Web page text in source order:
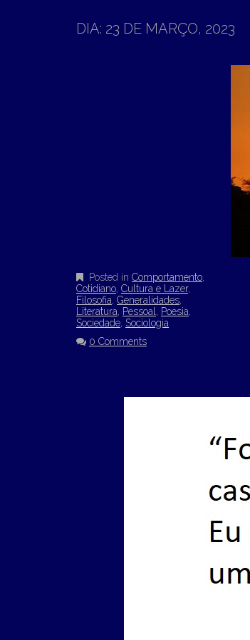
N
M
O
C
DIA: 23 DE MARÇO, 2023
Posted in Comportamento
Cotidiano Cultura e Lazer,
Filosofia Generalidades
Literatura
Pessoal Poesia
Sociedade Sociologia
0 Comments